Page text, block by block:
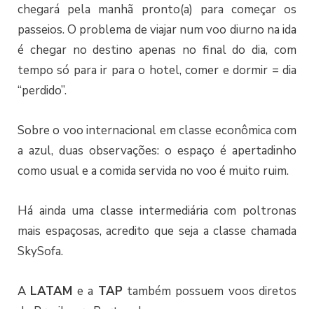
chegará pela manhã pronto(a) para começar os
passeios. O problema de viajar num voo diurno na ida
é chegar no destino apenas no final do dia, com
tempo só para ir para o hotel, comer e dormir = dia
“perdido”.
Sobre o voo internacional em classe econômica com
a azul, duas observações: o espaço é apertadinho
como usual e a comida servida no voo é muito ruim.
Há ainda uma classe intermediária com poltronas
mais espaçosas, acredito que seja a classe chamada
SkySofa.
A LATAM e a TAP também possuem voos diretos